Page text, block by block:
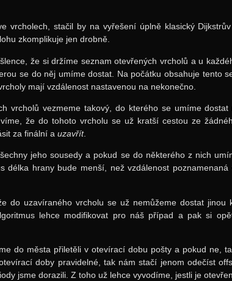
vrcholech, stačil by na vyřešení úplně klasický
zkomplikuje jen drobně.
že si držíme seznam otevřených vrcholů a u
se do něj umíme dostat. Na počátku obsahuje tento
mají vzdálenost nastavenou na nekonečno.
vrcholů vezmeme takový, do kterého se umíme
že do tohoto vrcholu se už kratší cestou ze
za finální auzavřít.
jeho sousedy a pokud se do některého z nich
délka hrany bude menší, než vzdálenost
do uzavíraného vrcholu se už nemůžeme dostat jinou
lehce modifikovat pro náš případ a pak si
do města přiletěli v otevírací dobu pošty a pokud ne,
doby pravidelné, tak nám stačí jenom odečíst
jsme dorazili. Z toho už lehce vyvodíme, jestli je